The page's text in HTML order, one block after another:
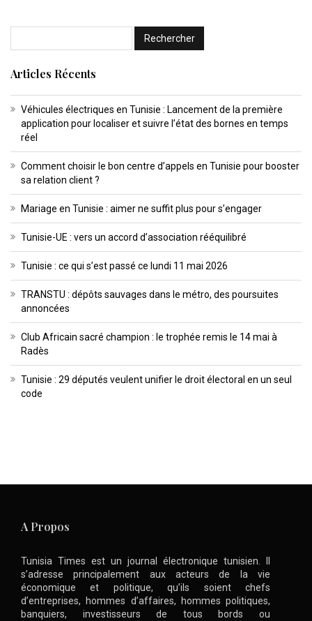
Articles Récents
Véhicules électriques en Tunisie : Lancement de la première
application pour localiser et suivre l’état des bornes en temps
réel
Comment choisir le bon centre d’appels en Tunisie pour booster
sa relation client ?
Mariage en Tunisie : aimer ne suffit plus pour s’engager
Tunisie-UE : vers un accord d’association rééquilibré
Tunisie : ce qui s’est passé ce lundi 11 mai 2026
TRANSTU : dépôts sauvages dans le métro, des poursuites
annoncées
Club Africain sacré champion : le trophée remis le 14 mai à
Radès
Tunisie : 29 députés veulent unifier le droit électoral en un seul
code
A Propos
Tunisia Times est un journal électronique tunisien. Il
s’adresse principalement aux acteurs de la vie
économique et politique, qu’ils soient chefs
d’entreprises, hommes d’affaires, hommes politiques,
banquiers, investisseurs de tous bords ou